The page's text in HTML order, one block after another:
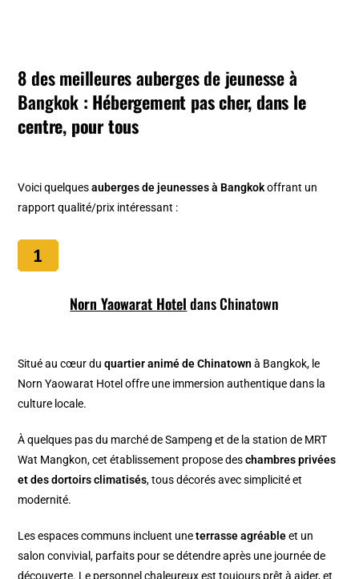
8 des meilleures auberges de jeunesse à
Bangkok : Hébergement pas cher, dans le
centre, pour tous
Voici quelquesauberges de jeunesses à Bangkokoffrant un
rapport qualité/prix intéressant :
Norn Yaowarat Hoteldans Chinatown
Situé au cœur duquartier animé de Chinatown à Bangkok, le
Norn Yaowarat Hotel offre une immersion authentique dans la
culture locale.
À quelques pas du marché de Sampeng et de la station de MRT
Wat Mangkon, cet établissement propose deschambres privées
et des dortoirs climatisés, tous décorés avec simplicité et
modernité.
Les espaces communs incluent uneterrasse agréableet un
salon convivial, parfaits pour se détendre après une journée de
découverte. Le personnel chaleureux est toujours prêt à aider, et